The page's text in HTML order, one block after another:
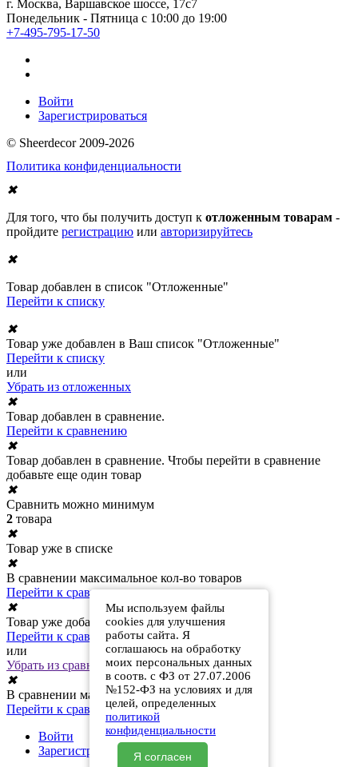
г. Москва, Варшавское шоссе, 17с7
Понедельник - Пятница с 10:00 до 19:00
+7-495-795-17-50
Войти
Зарегистрироваться
© Sheerdecor 2009-2026
Политика конфиденциальности
Мы используем файлы
cookies для улучшения
работы сайта. Я
соглашаюсь на обработку
моих персональных данных
в соотв. с ФЗ от 27.07.2006
№152-ФЗ на условиях и для
целей, определенных
политикой
конфиденциальности
Я согласен
✖
Для того, что бы получить доступ к отложенным товарам -
пройдите регистрацию или авторизируйтесь
✖
Товар добавлен в список "Отложенные"
Перейти к списку
✖
Товар уже добавлен в Ваш список "Отложенные"
Перейти к списку
или
Убрать из отложенных
✖
Товар добавлен в сравнение.
Перейти к сравнению
✖
Товар добавлен в сравнение. Чтобы перейти в сравнение
добавьте еще один товар
✖
Сравнить можно минимум
2 товара
✖
Товар уже в списке
✖
В сравнении максимальное кол-во товаров
Перейти к сравнению
✖
Товар уже добавлен в сравнение
Перейти к сравнению
или
Убрать из сравнения
✖
В сравнении максимальное кол-во товаров
Перейти к сравнению
Войти
Зарегистрироваться